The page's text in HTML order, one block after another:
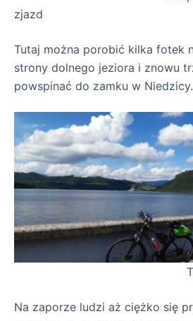
zjazd
Tutaj można porobić kilka fotek
strony dolnego jeziora i znowu
powspinać do zamku w Niedzicy.
Teraz do
Na zaporze ludzi aż ciężko się